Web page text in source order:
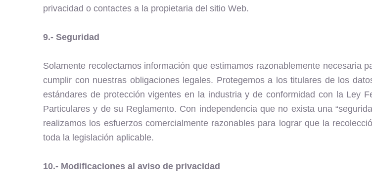
privacidad o contactes a la propietaria del sitio Web.
9.- Seguridad
Solamente recolectamos información que estimamos razonablemente necesaria
cumplir con nuestras obligaciones legales. Protegemos a los titulares de los
estándares de protección vigentes en la industria y de conformidad con la Ley
Particulares y de su Reglamento. Con independencia que no exista una
realizamos los esfuerzos comercialmente razonables para lograr que la
toda la legislación aplicable.
10.- Modificaciones al aviso de privacidad